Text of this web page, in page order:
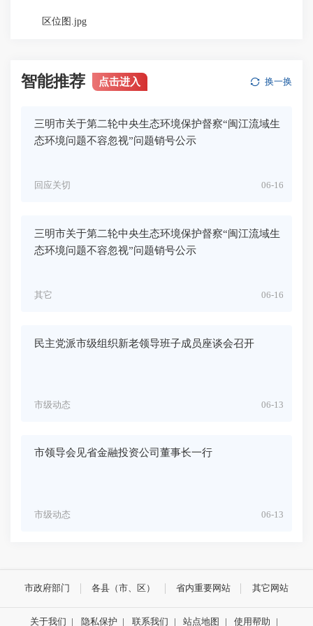
区位图.jpg
智能推荐 点击进入 换一换
三明市关于第二轮中央生态环境保护督察“闽江流域生
态环境问题不容忽视”问题销号公示
06-16
回应关切
三明市关于第二轮中央生态环境保护督察“闽江流域生
态环境问题不容忽视”问题销号公示
06-16
其它
民主党派市级组织新老领导班子成员座谈会召开
06-13
市级动态
市领导会见省金融投资公司董事长一行
06-13
市级动态
市政府部门 各县（市、区） 省内重要网站 其它网站
关于我们 | 隐私保护 | 联系我们 | 站点地图 | 使用帮助 |